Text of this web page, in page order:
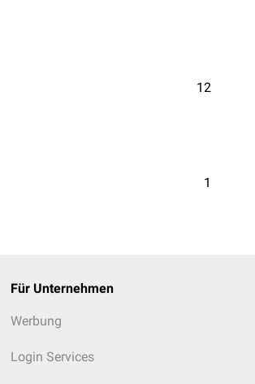
12
1
Für Unternehmen
Werbung
Login Services